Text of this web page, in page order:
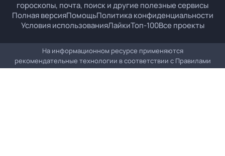
гороскопы, почта, поиск и другие полезные сервисы
Полная версияПомощьПолитика конфиденциальности
Условия использованияЛайкиТоп-100Все проекты
На информационном ресурсе применяются
рекомендательные технологии в соответствии с Правилами